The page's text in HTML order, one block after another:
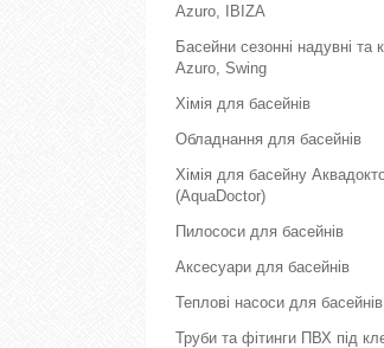
Azuro, IBIZA
Басейни сезонні надувні та
Azuro, Swing
Хімія для басейнів
Обладнання для басейнів
Хімія для басейну
(AquaDoctor)
Пилососи для басейнів
Аксесуари для басейнів
Теплові насоси для басейнів
Труби та фітинги ПВХ під